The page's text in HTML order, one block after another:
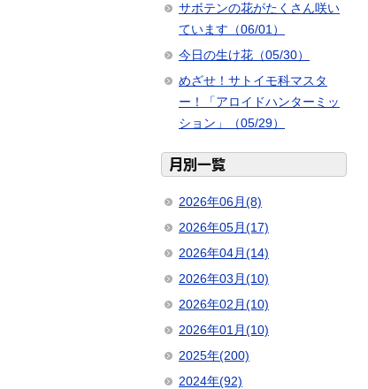
サボテンの花がたくさん咲い
ています（06/01）
今日の生け花（05/30）
めざせ！サトイモ科マスタ
ー！「アロイドハンターミッ
ション」（05/29）
月別一覧
2026年06月(8)
2026年05月(17)
2026年04月(14)
2026年03月(10)
2026年02月(10)
2026年01月(10)
2025年(200)
2024年(92)